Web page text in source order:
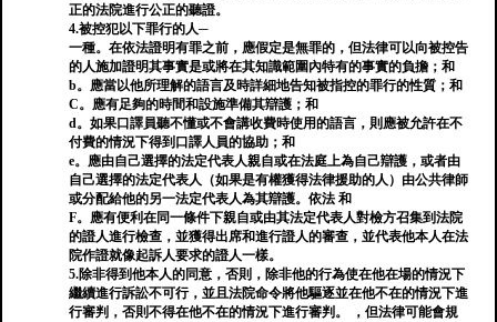
正的法院進行公正的聽證。
4.被控犯以下罪行的人─
一種。在依法證明有罪之前，應假定是無罪的，但法律可以向被控告
的人施加證明其事實是或將在其知識範圍內特有的事實的負擔；和
b。應當以他所理解的語言及時詳細地告知被指控的罪行的性質；和
C。應有足夠的時間和設施準備其辯護；和
d。如果口譯員聽不懂或不會講收費時使用的語言，則應被允許在不
付費的情況下得到口譯人員的協助；和
e。應由自己選擇的法定代表人親自或在法庭上為自己辯護，或者由
自己選擇的法定代表人（如果是有權獲得法律援助的人）由公共律師
或分配給他的另一法定代表人為其辯護。依法 和
F。應有便利在同一條件下親自或由其法定代表人對檢方召集到法院
的證人進行檢查，並獲得出席和進行證人的審查，並代表他本人在法
院作證就像起訴人要求的證人一樣。
5.除非得到他本人的同意，否則，除非他的行為使在他在場的情況下
繼續進行訴訟不可行，並且法院命令將他驅逐並在他不在的情況下進
行審判，否則不得在他不在的情況下進行審判。 ，但法律可能會規